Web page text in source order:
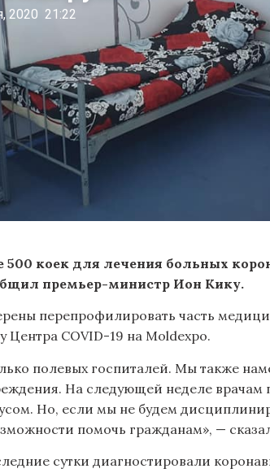
2020 21:22
коек для лечения больных
премьер-министр Ион Кику.
перепрофилировать часть
Центра COVID-19 на Moldexpo.
полевых госпиталей. Мы также
На следующей неделе врачам
Но, если мы не будем
помочь гражданам», —
сутки диагностировали